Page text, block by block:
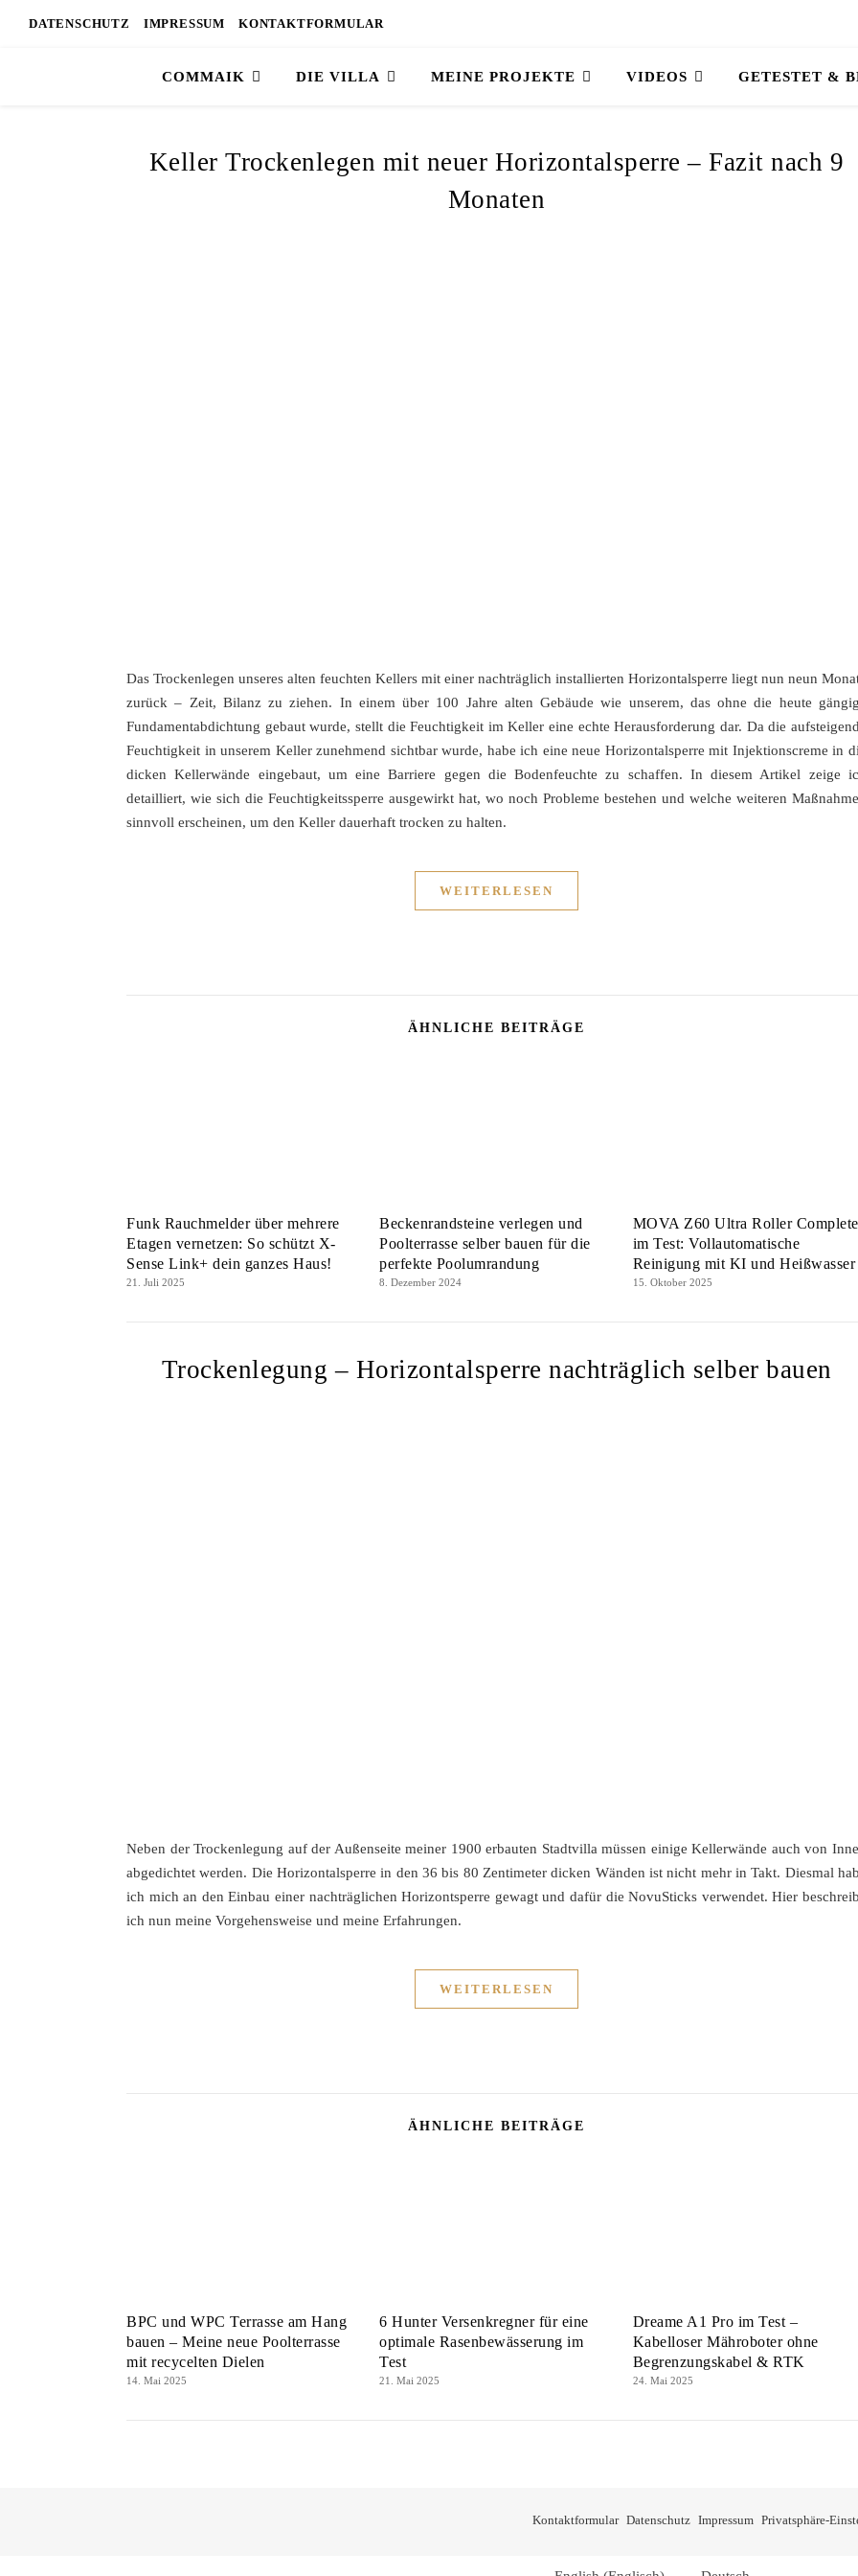
DATENSCHUTZ IMPRESSUM KONTAKTFORMULAR
COMMAIK DIE VILLA MEINE PROJEKTE VIDEOS GETESTET &
Keller Trockenlegen mit neuer Horizontalsperre – Fazit nach 9
Monaten
Das Trockenlegen unseres alten feuchten Kellers mit einer nachträglich installierten Horizontalsperre liegt nun neun
zurück – Zeit, Bilanz zu ziehen. In einem über 100 Jahre alten Gebäude wie unserem, das ohne die heute
Fundamentabdichtung gebaut wurde, stellt die Feuchtigkeit im Keller eine echte Herausforderung dar. Da die
Feuchtigkeit in unserem Keller zunehmend sichtbar wurde, habe ich eine neue Horizontalsperre mit Injektionscreme in
dicken Kellerwände eingebaut, um eine Barriere gegen die Bodenfeuchte zu schaffen. In diesem Artikel zeige
detailliert, wie sich die Feuchtigkeitssperre ausgewirkt hat, wo noch Probleme bestehen und welche weiteren
sinnvoll erscheinen, um den Keller dauerhaft trocken zu halten.
WEITERLESEN
ÄHNLICHE BEITRÄGE
Funk Rauchmelder über mehrere
Etagen vernetzen: So schützt X-
Sense Link+ dein ganzes Haus!
21. Juli 2025
Beckenrandsteine verlegen und
Poolterrasse selber bauen für die
perfekte Poolumrandung
8. Dezember 2024
MOVA Z60 Ultra Roller Complete
im Test: Vollautomatische
Reinigung mit KI und Heißwasser
15. Oktober 2025
Trockenlegung – Horizontalsperre nachträglich selber bauen
Neben der Trockenlegung auf der Außenseite meiner 1900 erbauten Stadtvilla müssen einige Kellerwände auch von
abgedichtet werden. Die Horizontalsperre in den 36 bis 80 Zentimeter dicken Wänden ist nicht mehr in Takt. Diesmal
ich mich an den Einbau einer nachträglichen Horizontsperre gewagt und dafür die NovuSticks verwendet. Hier
ich nun meine Vorgehensweise und meine Erfahrungen.
WEITERLESEN
ÄHNLICHE BEITRÄGE
BPC und WPC Terrasse am Hang
bauen – Meine neue Poolterrasse
mit recycelten Dielen
14. Mai 2025
6 Hunter Versenkregner für eine
optimale Rasenbewässerung im
Test
21. Mai 2025
Dreame A1 Pro im Test –
Kabelloser Mähroboter ohne
Begrenzungskabel & RTK
24. Mai 2025
Kontaktformular Datenschutz Impressum Privatsphäre-